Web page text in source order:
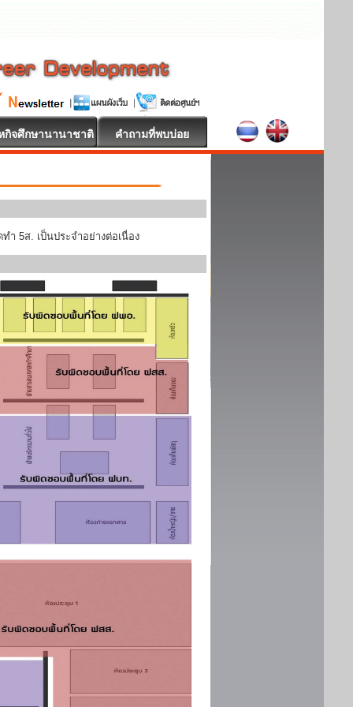
กิจศึกษานานาชาติ คำถามที่พบบ่อย
5ส. เป็นประจำอย่างต่อเนื่อง